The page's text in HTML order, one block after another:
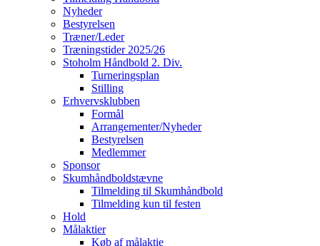
Nyheder
Bestyrelsen
Træner/Leder
Træningstider 2025/26
Stoholm Håndbold 2. Div.
Turneringsplan
Stilling
Erhvervsklubben
Formål
Arrangementer/Nyheder
Bestyrelsen
Medlemmer
Sponsor
Skumhåndboldstævne
Tilmelding til Skumhåndbold
Tilmelding kun til festen
Hold
Målaktier
Køb af målaktie